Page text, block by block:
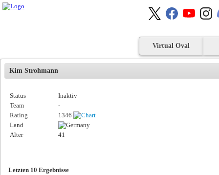
Virtual Oval
Kim Strohmann
Status
Inaktiv
Team
-
Rating
1346
Land
Alter
41
Letzten 10 Ergebnisse